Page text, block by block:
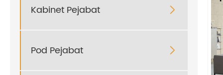
Kabinet Pejabat 
Pod Pejabat 